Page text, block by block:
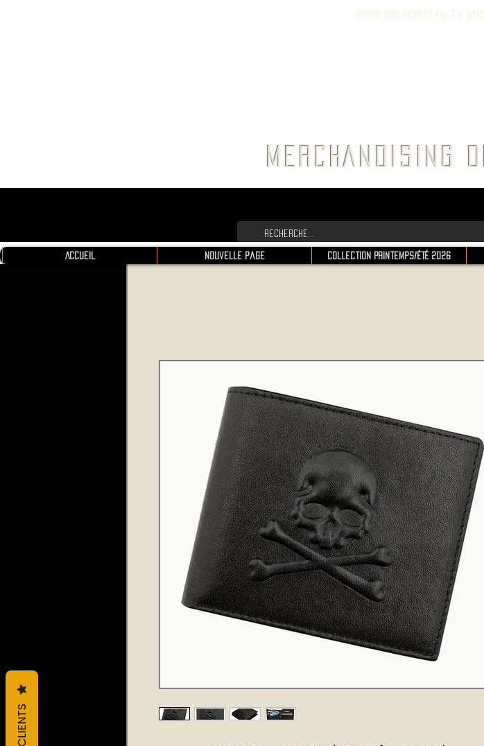
Payer vos achats en 3 x
MERCHANDISING
Accueil Nouvelle page Collection Printemps/Été 2026